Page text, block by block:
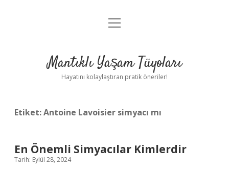
Anasayfa
Yasal Uyarı
menüyü
Mantıklı Yaşam Tüyoları
Hayatını kolaylaştıran pratik öneriler!
Etiket:Antoine Lavoisier simyacı mı
En Önemli Simyacılar Kimlerdir
Tarih: Eylül 28, 2024